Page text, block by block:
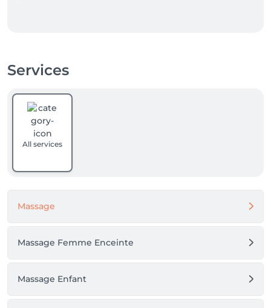
Services
All services
Massage
Massage Femme Enceinte
Massage Enfant